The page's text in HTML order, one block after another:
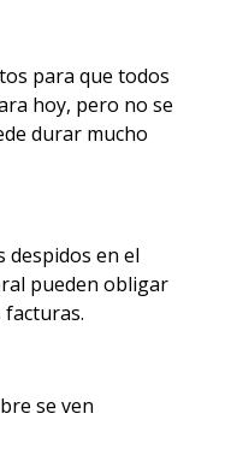
para que todos
hoy, pero no se
durar mucho
despidos en el
pueden obligar
se ven